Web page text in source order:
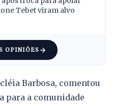
Tebet viram alvo
OPINIÕES
Barbosa, comentou
para a comunidade